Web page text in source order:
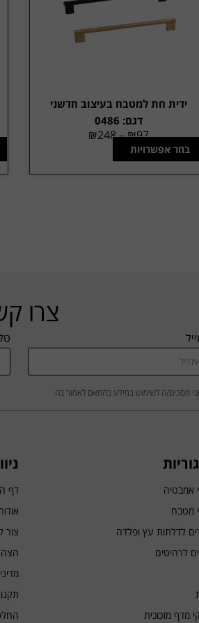
ידית חת למטבח בעיצוב חדשני
דגם: 0486
₪97
–
₪248
בחר אפשרויות
צרו
מסכים/ה לשימוש במידע בהתאם לאמור בה.
אמבטיה
מטבח
לדלתות עץ ופלדה
לרהיטים
מדף מזכוכית
דף
צור